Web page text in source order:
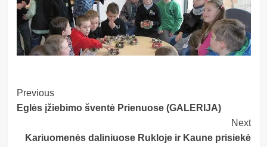
Post
Navigation
Previous
Eglės įžiebimo šventė Prienuose (GALERIJA)
Next
Kariuomenės daliniuose Rukloje ir Kaune prisiekė